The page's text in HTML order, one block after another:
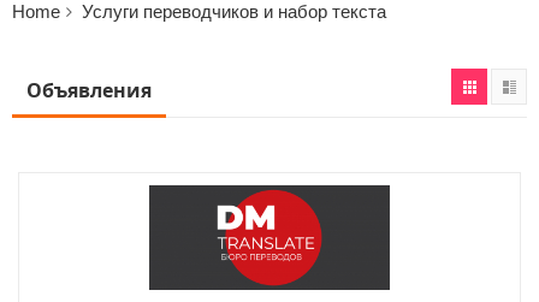
Home Услуги переводчиков и набор текста
Объявления